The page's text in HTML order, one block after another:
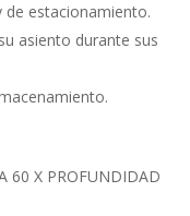
de estacionamiento.
asiento durante sus
60 X PROFUNDIDAD